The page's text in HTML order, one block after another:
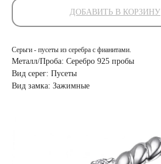
ДОБАВИТЬ В КОРЗИНУ
Серьги - пусеты из серебра с фианитами.
Металл/Проба: Серебро 925 пробы
Вид серег: Пусеты
Вид замка: Зажимные